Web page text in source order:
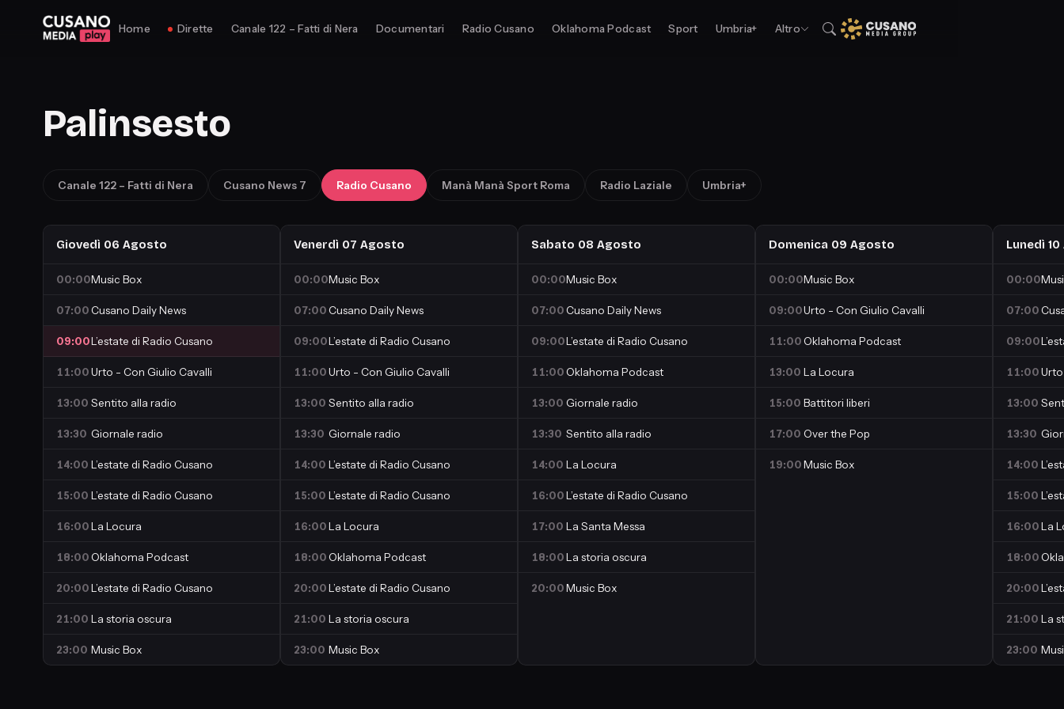
Home Dirette Canale 122 – Fatti di Nera Documentari Radio Cusano Oklahoma Podcast Sport Umbria+ Altro
Palinsesto
Canale 122 – Fatti di Nera Cusano News 7 Radio Cusano Manà Manà Sport Roma Radio Laziale Umbria+
Giovedì 06 Agosto
00:00Music Box
07:00 Cusano Daily News
09:00L’estate di Radio Cusano
11:00Urto - Con Giulio Cavalli
13:00 Sentito alla radio
13:30 Giornale radio
14:00 L’estate di Radio Cusano
15:00 L’estate di Radio Cusano
16:00La Locura
18:00 Oklahoma Podcast
20:00L’estate di Radio Cusano
21:00 La storia oscura
23:00 Music Box
Venerdì 07 Agosto
00:00Music Box
07:00 Cusano Daily News
09:00L’estate di Radio Cusano
11:00Urto - Con Giulio Cavalli
13:00 Sentito alla radio
13:30 Giornale radio
14:00 L’estate di Radio Cusano
15:00 L’estate di Radio Cusano
16:00La Locura
18:00 Oklahoma Podcast
20:00L’estate di Radio Cusano
21:00 La storia oscura
23:00 Music Box
Sabato 08 Agosto
00:00Music Box
07:00 Cusano Daily News
09:00L’estate di Radio Cusano
11:00 Oklahoma Podcast
13:00 Giornale radio
13:30 Sentito alla radio
14:00 La Locura
16:00L’estate di Radio Cusano
17:00 La Santa Messa
18:00La storia oscura
20:00Music Box
Domenica 09 Agosto
00:00Music Box
09:00Urto - Con Giulio Cavalli
11:00 Oklahoma Podcast
13:00 La Locura
15:00 Battitori liberi
17:00 Over the Pop
19:00Music Box
Lunedì
00:00
07:00
09:00
11:00
13:00
13:30
14:00
15:00
16:00La
18:00
20:00
21:00 La
23:00